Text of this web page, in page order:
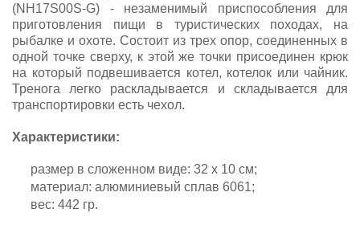
(NH17S00S-G) - незаменимый приспособления для
приготовления пищи в туристических походах, на
рыбалке и охоте. Состоит из трех опор, соединенных в
одной точке сверху, к этой же точки присоединен крюк
на который подвешивается котел, котелок или чайник.
Тренога легко раскладывается и складывается для
транспортировки есть чехол.
Характеристики:
размер в сложенном виде: 32 х 10 см;
материал: алюминиевый сплав 6061;
вес: 442 гр.